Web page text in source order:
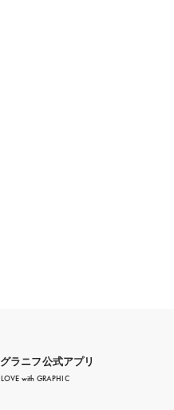
グラニフ公式アプリ
LOVE with GRAPHIC